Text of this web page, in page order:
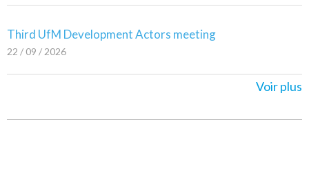
Third UfM Development Actors meeting
22 / 09 / 2026
Voir plus